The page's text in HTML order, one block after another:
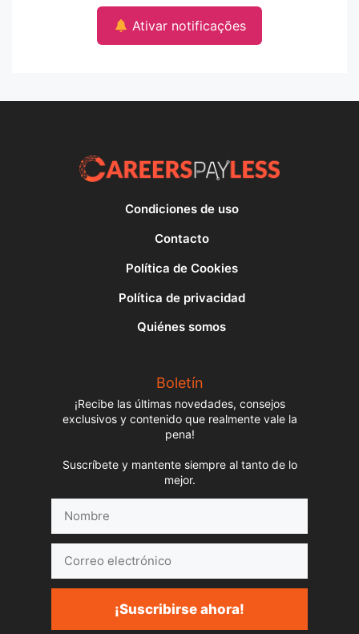
Ativar notificações
Condiciones de uso
Contacto
Política de Cookies
Política de privacidad
Quiénes somos
Boletín
¡Recibe las últimas novedades, consejos
exclusivos y contenido que realmente vale la
pena!
Suscríbete y mantente siempre al tanto de lo
mejor.
electrónico
¡Suscribirse ahora!